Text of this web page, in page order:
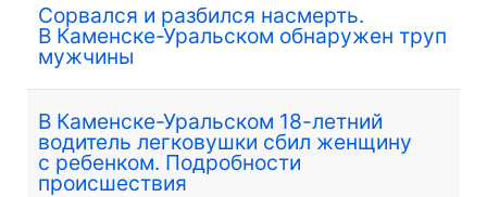
Сорвался и разбился насмерть.
В Каменске-Уральском обнаружен труп
мужчины
В Каменске-Уральском 18-летний
водитель легковушки сбил женщину
с ребенком. Подробности
происшествия